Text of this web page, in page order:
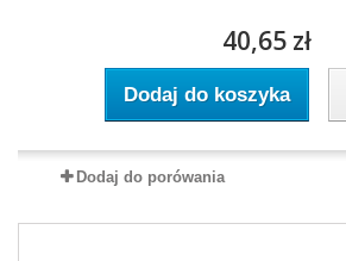
40,65 zł
Dodaj do koszyka
Dodaj do porówania